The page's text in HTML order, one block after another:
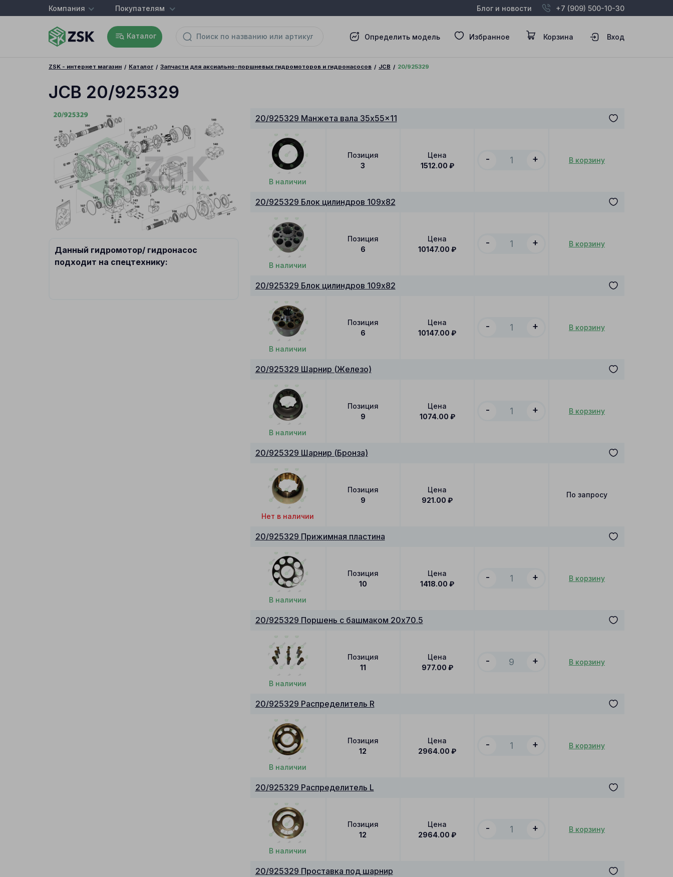
Компания Покупателям Блог и новости +7 (909) 500-10-30
Каталог Определить модель Избранное Корзина Вход
ZSK - интернет магазин Каталог Запчасти для аксиально-поршневых гидромоторов и гидронасосов JCB 20/925329
JCB 20/925329
Данный гидромотор/ гидронасос
подходит на спецтехнику:
20/925329 Манжета вала 35x55x11
В наличии
Позиция
3
Цена
1512.00 ₽
- + В корзину
20/925329 Блок цилиндров 109x82
В наличии
Позиция
6
Цена
10147.00 ₽
- + В корзину
20/925329 Блок цилиндров 109x82
В наличии
Позиция
6
Цена
10147.00 ₽
- + В корзину
20/925329 Шарнир (Железо)
В наличии
Позиция
9
Цена
1074.00 ₽
- + В корзину
20/925329 Шарнир (Бронза)
Нет в наличии
Позиция
9
Цена
921.00 ₽
По запросу
20/925329 Прижимная пластина
В наличии
Позиция
10
Цена
1418.00 ₽
- + В корзину
20/925329 Поршень с башмаком 20x70.5
В наличии
Позиция
11
Цена
977.00 ₽
- + В корзину
20/925329 Распределитель R
В наличии
Позиция
12
Цена
2964.00 ₽
- + В корзину
20/925329 Распределитель L
В наличии
Позиция
12
Цена
2964.00 ₽
- + В корзину
20/925329 Проставка под шарнир